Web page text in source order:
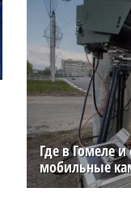
Где в Гомеле и
мобильные